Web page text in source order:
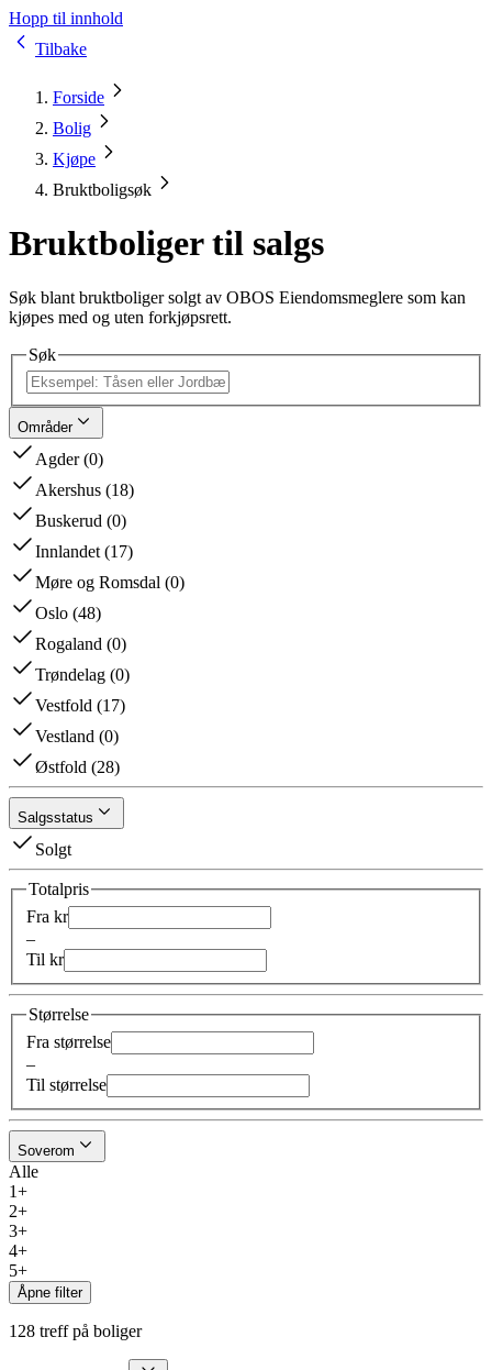
Hopp til innhold
Tilbake
Forside
Bolig
Kjøpe
Bruktboligsøk
Bruktboliger til salgs
Søk blant bruktboliger solgt av OBOS Eiendomsmeglere som kan
kjøpes med og uten forkjøpsrett.
Søk
Områder
Agder(0)
Akershus (18)
Buskerud (0)
Innlandet(17)
Møre og Romsdal (0)
Oslo (48)
Rogaland (0)
Trøndelag (0)
Vestfold (17)
Vestland (0)
Østfold (28)
Salgsstatus
Solgt
Totalpris
Fra kr
–
Til kr
Størrelse
Fra størrelse
–
Til størrelse
Soverom
Alle
1+
2+
3+
4+
5+
Åpne filter
128 treff på boliger